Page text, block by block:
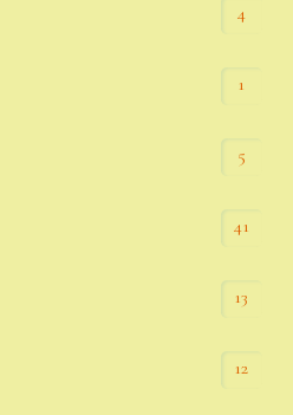
4
1
5
41
13
12